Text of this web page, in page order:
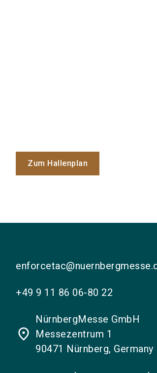
Zum Hallenplan
+49 9 11 86 06-80 22
place
NürnbergMesse GmbH
Messezentrum 1
90471 Nürnberg, Germany